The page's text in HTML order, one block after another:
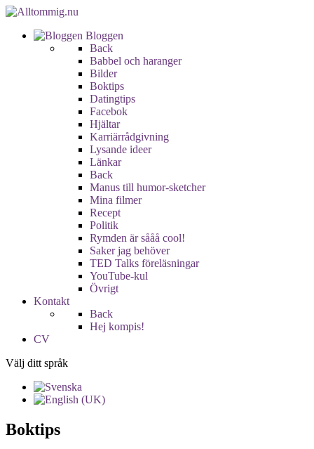
Bloggen
Back
Babbel och haranger
Bilder
Boktips
Datingtips
Facebok
Hjältar
Karriärrådgivning
Lysande ideer
Länkar
Back
Manus till humor-sketcher
Mina filmer
Recept
Politik
Rymden är sååå cool!
Saker jag behöver
TED Talks föreläsningar
YouTube-kul
Övrigt
Kontakt
Back
Hej kompis!
CV
Välj ditt språk
Boktips